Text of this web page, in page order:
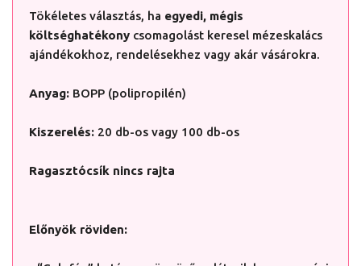
Tökéletes választás, ha egyedi, mégis
költséghatékony csomagolást keresel mézeskalács
ajándékokhoz, rendelésekhez vagy akár vásárokra.
Anyag: BOPP (polipropilén)
Kiszerelés: 20 db-os vagy 100 db-os
Ragasztócsík nincs rajta
Előnyök röviden: